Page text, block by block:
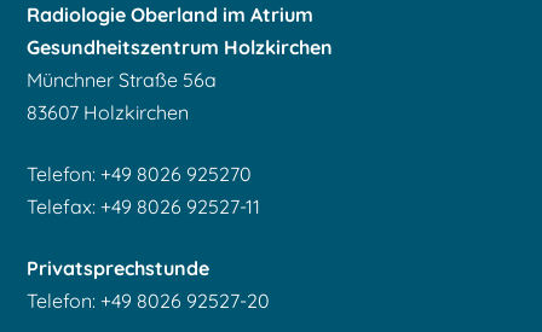
Radiologie Oberlandim Atrium
Gesundheitszentrum Holzkirchen
Münchner Straße 56a
83607 Holzkirchen
Telefon: +49 8026 925270
Telefax: +49 8026 92527-11
Privatsprechstunde
Telefon: +49 8026 92527-20